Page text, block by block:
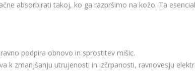
absorbirati takoj, ko ga razpršimo na kožo. Ta
podpira obnovo in sprostitev mišic.
k zmanjšanju utrujenosti in izčrpanosti, ravnovesju